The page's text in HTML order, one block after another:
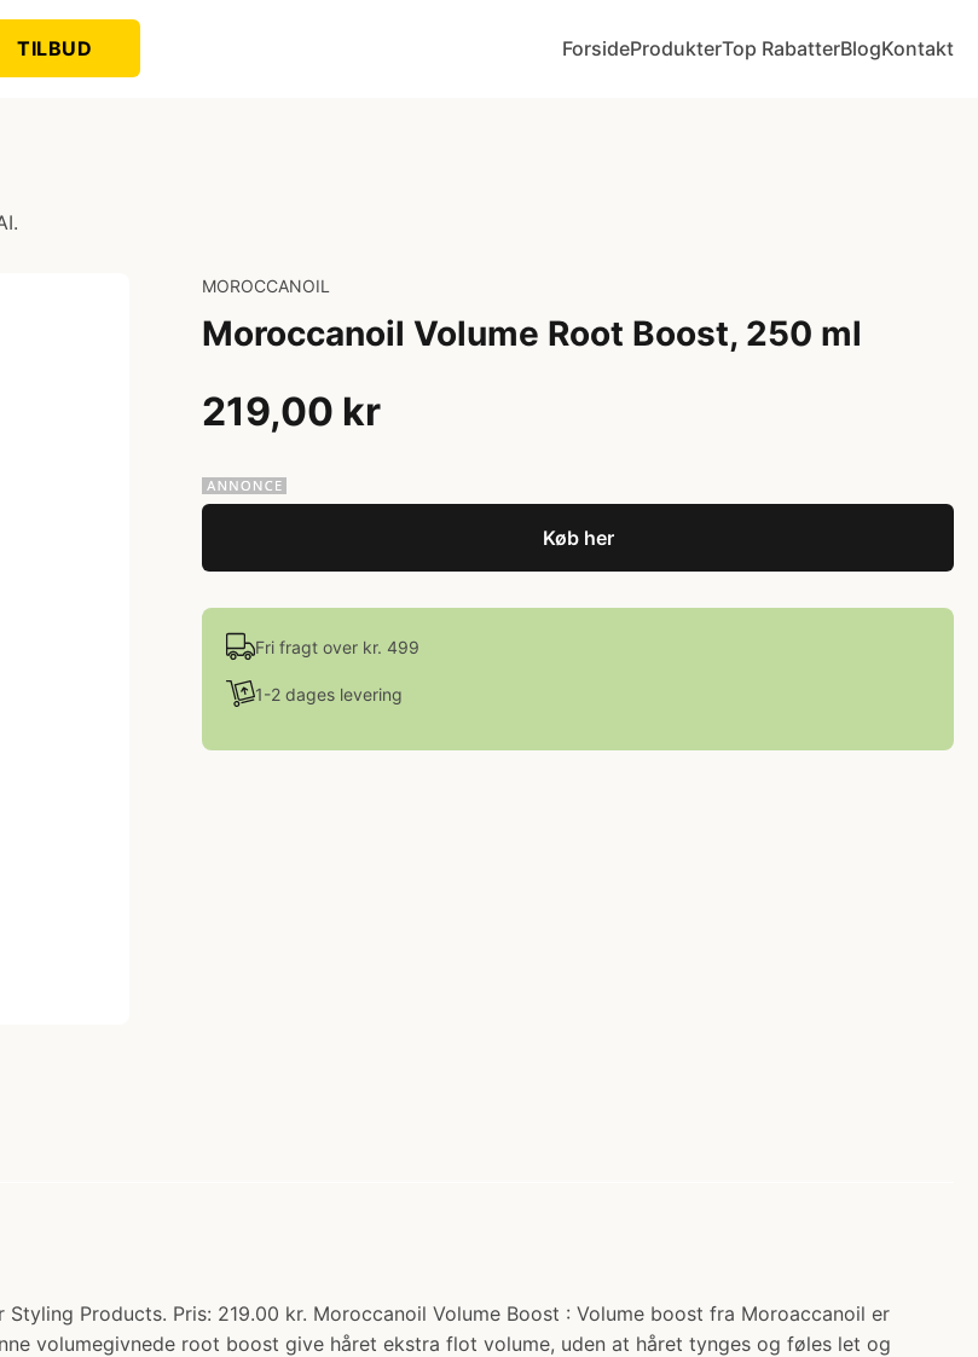
TILBUD ForsideProdukterTop RabatterBlogKontakt
MOROCCANOIL
Moroccanoil Volume Root Boost, 250 ml
219,00 kr
Køb her
Fri fragt over kr. 499
1-2 dages levering
Products. Pris: 219.00 kr. Moroccanoil Volume Boost : Volume boost fra Moroaccanoil er
volumegivnede root boost give håret ekstra flot volume, uden at håret tynges og føles let og